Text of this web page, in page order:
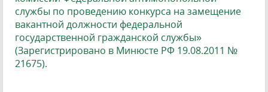
службы по проведению конкурса на замещение
вакантной должности федеральной
государственной гражданской службы»
(Зарегистрировано в Минюсте РФ 19.08.2011 №
21675).